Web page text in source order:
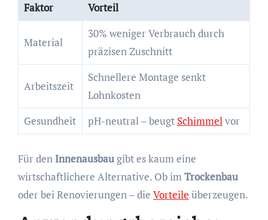
Faktor Vorteil
Material
30% weniger Verbrauch durch
präzisen Zuschnitt
Arbeitszeit
Schnellere Montage senkt
Lohnkosten
Gesundheit
pH-neutral – beugt Schimmelvor
Für denInnenausbaugibt es kaum eine
wirtschaftlichere Alternative. Ob imTrockenbau
oder bei Renovierungen – die Vorteile überzeugen.